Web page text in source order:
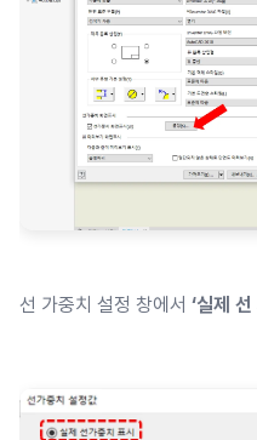
선 가중치 설정 창에서 ‘실제